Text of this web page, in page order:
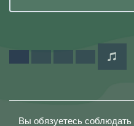
Вы обязуетесь соблюдать